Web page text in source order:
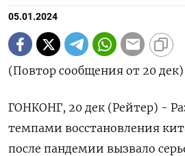
05.01.2024
(Повтор сообщения от 20 дек)
ГОНКОНГ, 20 дек (Рейтер) -
темпами восстановления
после пандемии вызвало